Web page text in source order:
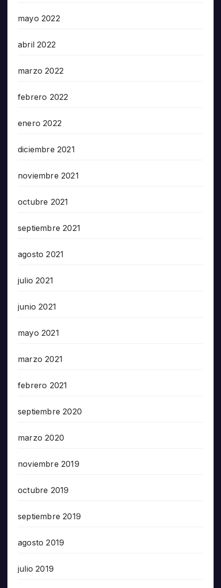
mayo 2022
abril 2022
marzo 2022
febrero 2022
enero 2022
diciembre 2021
noviembre 2021
octubre 2021
septiembre 2021
agosto 2021
julio 2021
junio 2021
mayo 2021
marzo 2021
febrero 2021
septiembre 2020
marzo 2020
noviembre 2019
octubre 2019
septiembre 2019
agosto 2019
julio 2019